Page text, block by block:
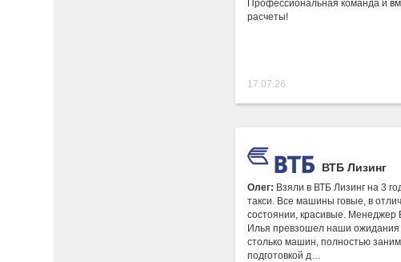
Профессиональная команда и
расчеты!
17.07.26
ВТБ Лизинг
Олег: Взяли в ВТБ Лизинг на 3
такси. Все машины говые, в
состоянии, красивые. Менеджер
Илья превзошел наши
столько машин, полностью
подготовкой д…